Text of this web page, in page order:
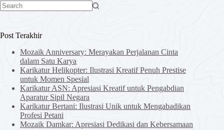
Post Terakhir
Mozaik Anniversary: Merayakan Perjalanan Cinta
dalam Satu Karya
Karikatur Helikopter: Ilustrasi Kreatif Penuh Prestise
untuk Momen Spesial
Karikatur ASN: Apresiasi Kreatif untuk Pengabdian
Aparatur Sipil Negara
Karikatur Bertani: Ilustrasi Unik untuk Mengabadikan
Profesi Petani
Mozaik Damkar: Apresiasi Dedikasi dan Kebersamaan